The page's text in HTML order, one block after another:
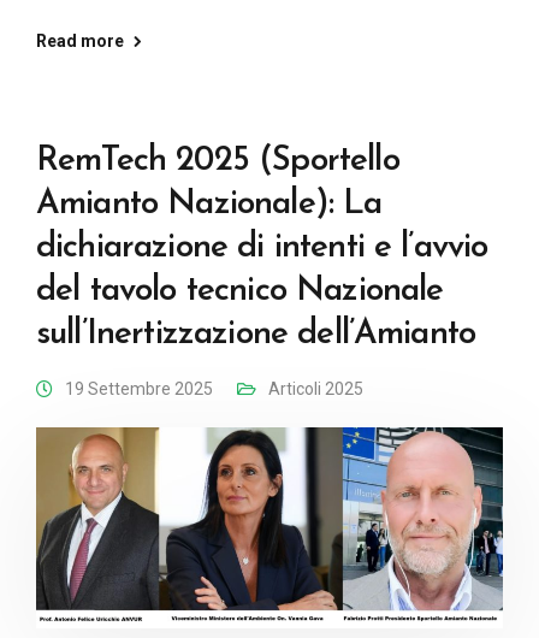
Read more
RemTech 2025 (Sportello
Amianto Nazionale): La
dichiarazione di intenti e l’avvio
del tavolo tecnico Nazionale
sull’Inertizzazione dell’Amianto
19 Settembre 2025 Articoli 2025